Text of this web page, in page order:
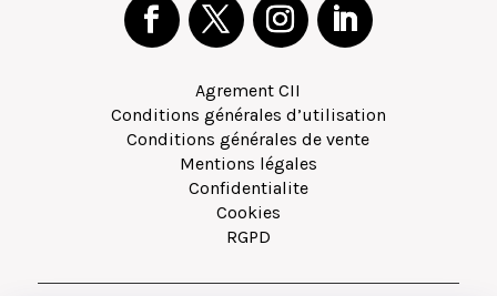
Agrement CII
Conditions générales d’utilisation
Conditions générales de vente
Mentions légales
Confidentialite
Cookies
RGPD